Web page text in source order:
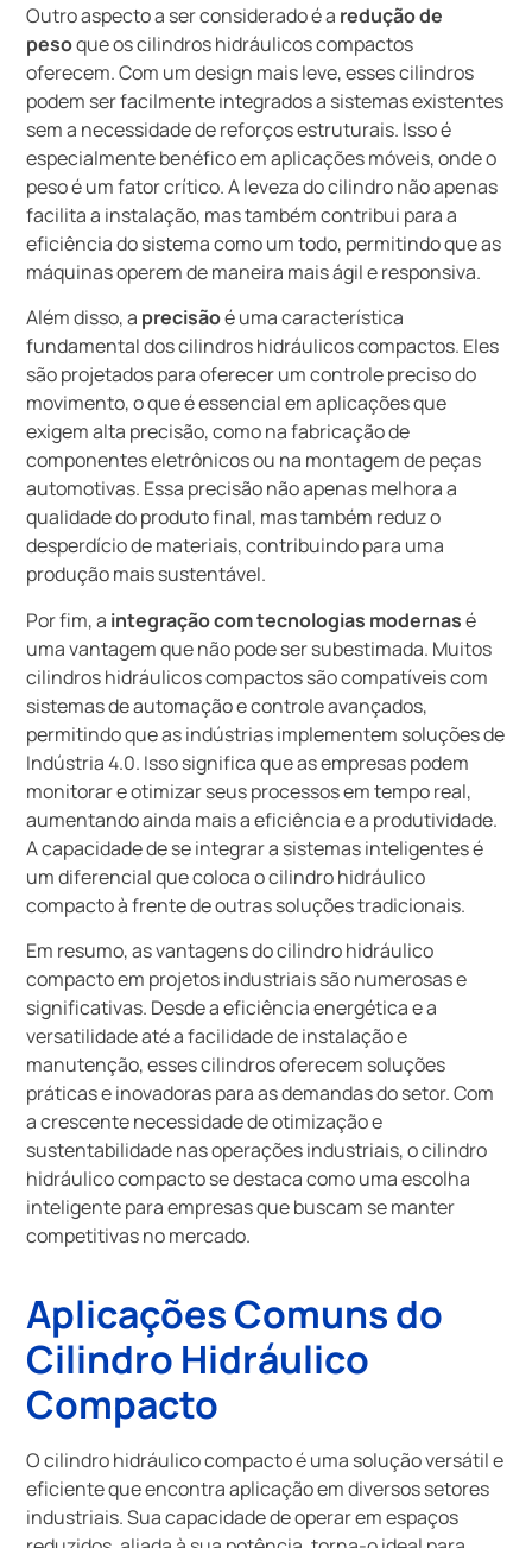
Outro aspecto a ser considerado é a redução de
pesoque os cilindros hidráulicos compactos
oferecem. Com um design mais leve, esses cilindros
podem ser facilmente integrados a sistemas existentes
sem a necessidade de reforços estruturais. Isso é
especialmente benéfico em aplicações móveis, onde o
peso é um fator crítico. A leveza do cilindro não apenas
facilita a instalação, mas também contribui para a
eficiência do sistema como um todo, permitindo que as
máquinas operem de maneira mais ágil e responsiva.
Além disso, a precisãoé uma característica
fundamental dos cilindros hidráulicos compactos. Eles
são projetados para oferecer um controle preciso do
movimento, o que é essencial em aplicações que
exigem alta precisão, como na fabricação de
componentes eletrônicos ou na montagem de peças
automotivas. Essa precisão não apenas melhora a
qualidade do produto final, mas também reduz o
desperdício de materiais, contribuindo para uma
produção mais sustentável.
Por fim, a integração com tecnologias modernasé
uma vantagem que não pode ser subestimada. Muitos
cilindros hidráulicos compactos são compatíveis com
sistemas de automação e controle avançados,
permitindo que as indústrias implementem soluções de
Indústria 4.0. Isso significa que as empresas podem
monitorar e otimizar seus processos em tempo real,
aumentando ainda mais a eficiência e a produtividade.
A capacidade de se integrar a sistemas inteligentes é
um diferencial que coloca o cilindro hidráulico
compacto à frente de outras soluções tradicionais.
Em resumo, as vantagens do cilindro hidráulico
compacto em projetos industriais são numerosas e
significativas. Desde a eficiência energética e a
versatilidade até a facilidade de instalação e
manutenção, esses cilindros oferecem soluções
práticas e inovadoras para as demandas do setor. Com
a crescente necessidade de otimização e
sustentabilidade nas operações industriais, o cilindro
hidráulico compacto se destaca como uma escolha
inteligente para empresas que buscam se manter
competitivas no mercado.
Aplicações Comuns do
Cilindro Hidráulico
Compacto
O cilindro hidráulico compacto é uma solução versátil e
eficiente que encontra aplicação em diversos setores
industriais. Sua capacidade de operar em espaços